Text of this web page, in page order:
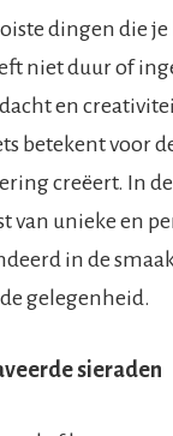
dingen die
niet duur of
en
betekent voor
creëert. In
van unieke en
in de
gelegenheid.
sieraden